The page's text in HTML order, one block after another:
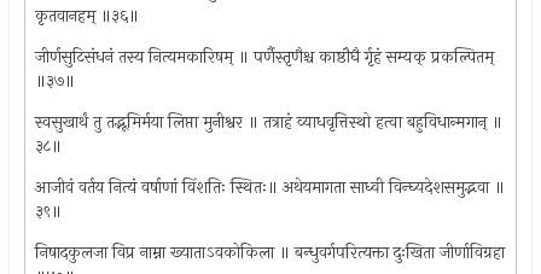
कृतवानहम् ॥३६॥
जीर्णसुटिसंधनं तस्य नित्यमकारिषम् ॥ पर्णैस्तृणैश्च काष्ठौघै र्गृहं सम्यक् प्रकल्पितम्
॥३७॥
स्वसुखार्थं तु तद्भूमिर्मया लिप्ता मुनीश्वर ॥ तत्राहं व्याधवृत्तिस्थो हत्वा बहुविधान्मगान् ॥
३८॥
आजीवं वर्तय नित्यं वर्षाणां विंशतिः स्थितः॥ अथेयमागता साध्वी विन्घ्यदेशसमुद्भवा ॥
३९॥
निषादकुलजा विप्र नाम्ना ख्याताऽवकोकिला ॥ बन्धुवर्गपरित्यक्ता दुःखिता जीर्णाविग्रहा